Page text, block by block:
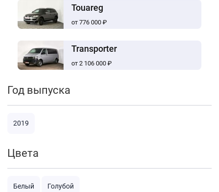
Touareg
от 776 000 ₽
Transporter
от 2 106 000 ₽
Год выпуска
2019
Цвета
Белый Голубой